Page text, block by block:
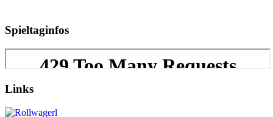
Spieltaginfos
Links